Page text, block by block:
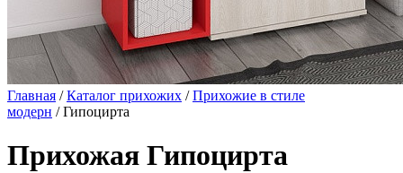
Главная /Каталог прихожих /Прихожие в стиле
модерн / Гипоцирта
Прихожая Гипоцирта